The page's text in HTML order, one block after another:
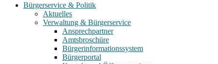
Bürgerservice & Politik
Aktuelles
Verwaltung & Bürgerservice
Ansprechpartner
Amtsbroschüre
Bürgerinformationssystem
Bürgerportal